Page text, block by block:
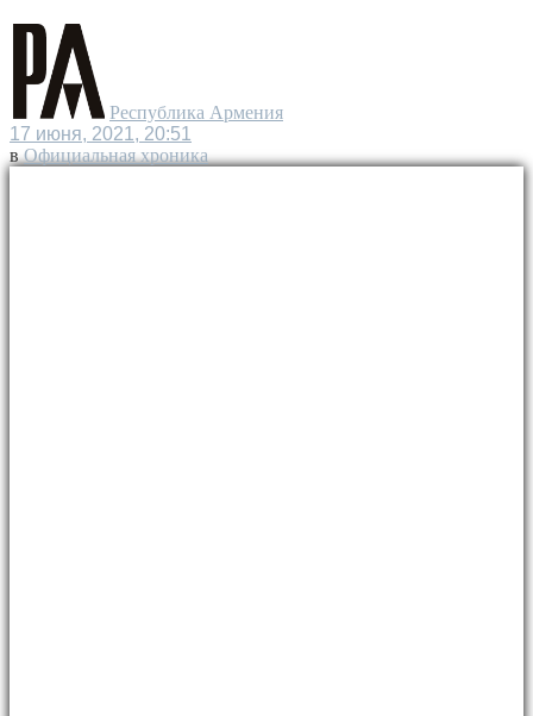
Республика Армения
17 июня, 2021, 20:51
в Официальная хроника